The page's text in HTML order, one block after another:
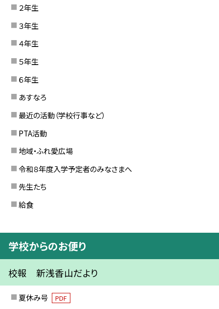
２年生
３年生
４年生
５年生
６年生
あすなろ
最近の活動（学校行事など）
PTA活動
地域・ふれ愛広場
令和８年度入学予定者のみなさまへ
先生たち
給食
学校からのお便り
校報 新浅香山だより
夏休み号 PDF